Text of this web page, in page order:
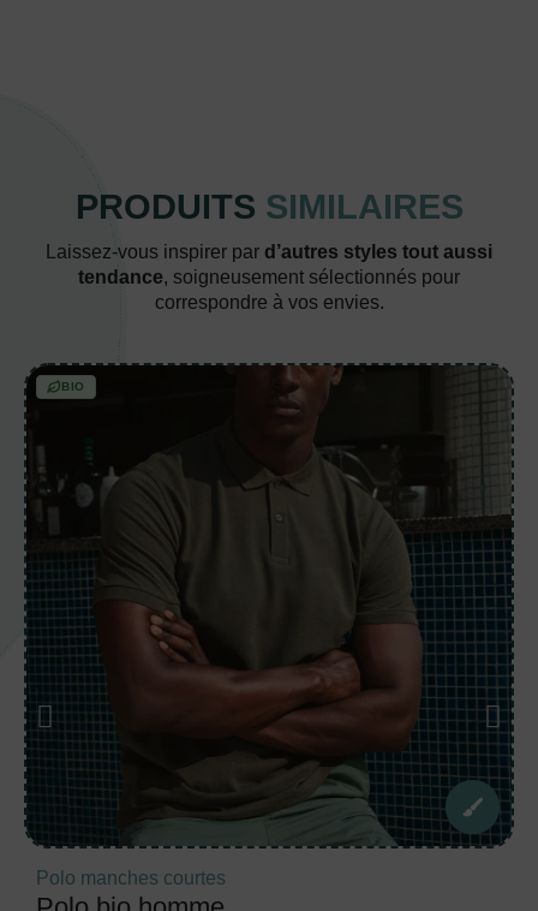
PRODUITS SIMILAIRES
Laissez-vous inspirer par d’autres styles tout aussi
tendance, soigneusement sélectionnés pour
correspondre à vos envies.
BIO
Polo manches courtes